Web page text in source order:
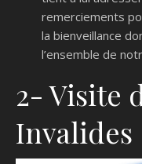
remerciements
la bienveillance
l’ensemble de
2- Visite
Invalides